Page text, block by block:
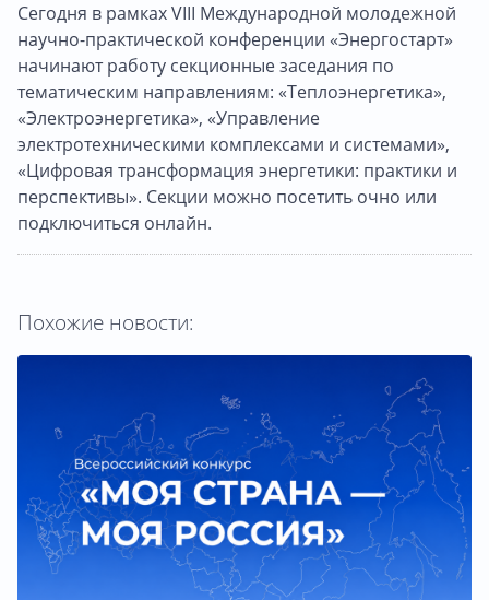
Сегодня в рамках VIII Международной молодежной
научно-практической конференции «Энергостарт»
начинают работу секционные заседания по
тематическим направлениям: «Теплоэнергетика»,
«Электроэнергетика», «Управление
электротехническими комплексами и системами»,
«Цифровая трансформация энергетики: практики и
перспективы». Секции можно посетить очно или
подключиться онлайн.
Похожие новости: